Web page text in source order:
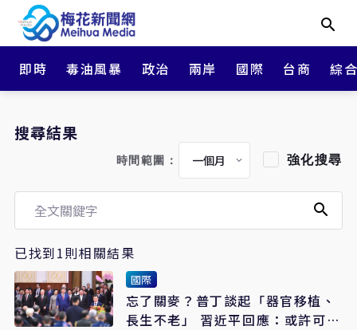
即時 毒油風暴 政治 兩岸 國際 台商 綜
搜尋結果
時間範圍： 強化搜尋
已找到1則相關結果
國際
忘了關麥？普丁談起「器官移植、
長生不老」 習近平回應：或許可活